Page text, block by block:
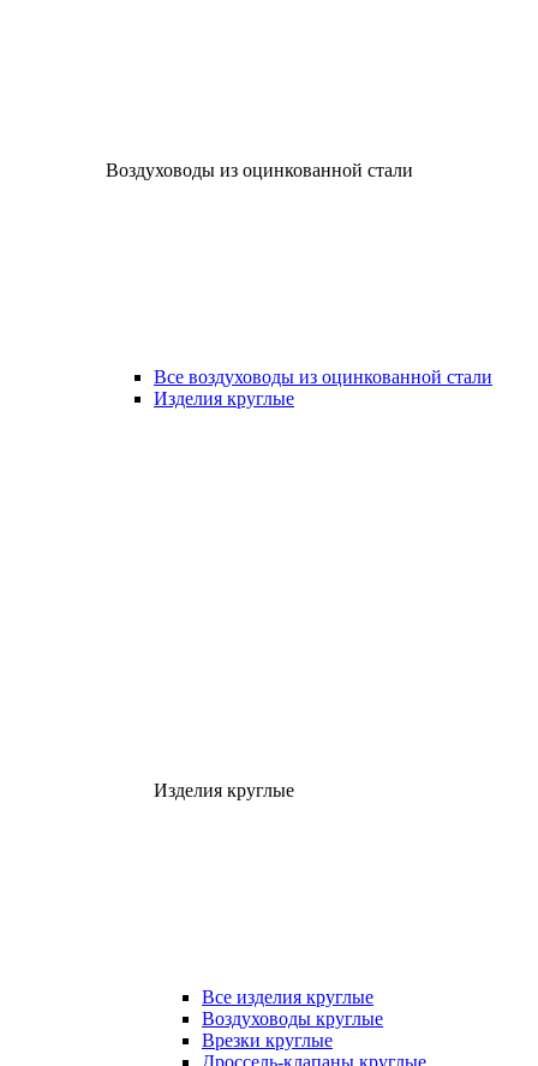
Воздуховоды из оцинкованной стали
Все воздуховоды из оцинкованной стали
Изделия круглые
Изделия круглые
Все изделия круглые
Воздуховоды круглые
Врезки круглые
Дроссель-клапаны круглые